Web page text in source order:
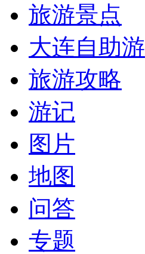
旅游景点
大连自助游
旅游攻略
游记
图片
地图
问答
专题